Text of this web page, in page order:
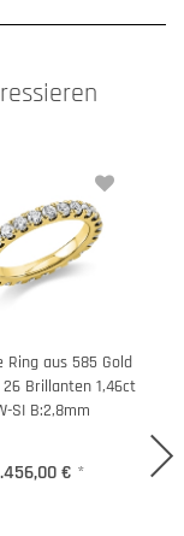
Ring aus 585 Gold
26 Brillanten 1,46ct
SI B:2,8mm
€ *